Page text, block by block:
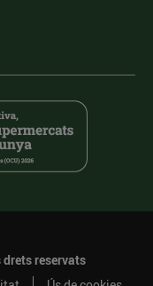
drets reservats